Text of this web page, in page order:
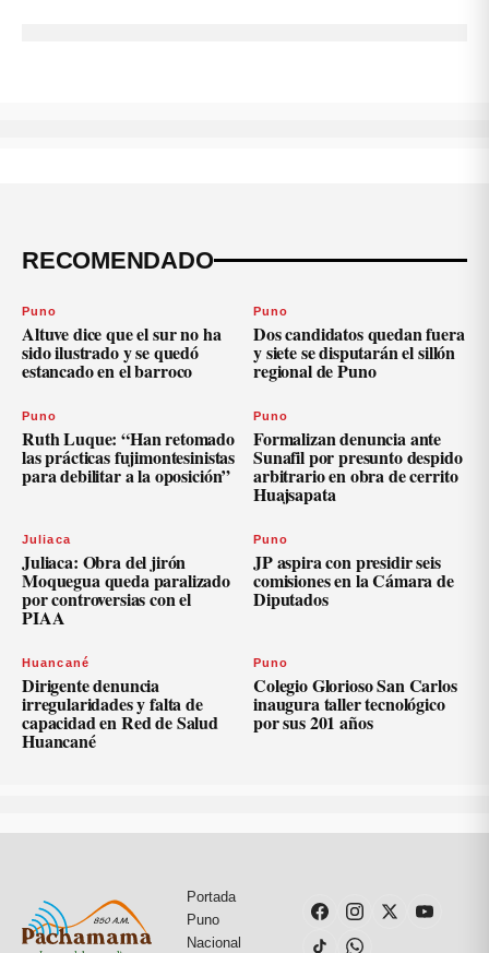
RECOMENDADO
Puno
Altuve dice que el sur no ha
sido ilustrado y se quedó
estancado en el barroco
Puno
Dos candidatos quedan fuera
y siete se disputarán el sillón
regional de Puno
Puno
Ruth Luque: “Han retomado
las prácticas fujimontesinistas
para debilitar a la oposición”
Puno
Formalizan denuncia ante
Sunafil por presunto despido
arbitrario en obra de cerrito
Huajsapata
Juliaca
Juliaca: Obra del jirón
Moquegua queda paralizado
por controversias con el
PIAA
Puno
JP aspira con presidir seis
comisiones en la Cámara de
Diputados
Huancané
Dirigente denuncia
irregularidades y falta de
capacidad en Red de Salud
Huancané
Puno
Colegio Glorioso San Carlos
inaugura taller tecnológico
por sus 201 años
Portada
Puno
Nacional